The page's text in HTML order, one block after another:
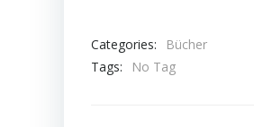
Categories:
Bücher
Tags:
No Tag